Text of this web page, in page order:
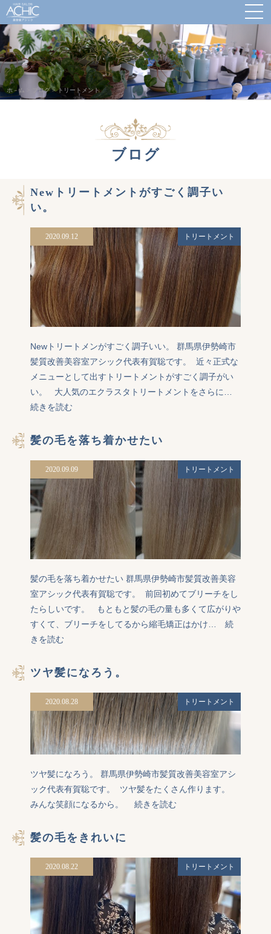
ホ－ム ブログ>トリートメント
ブログ
Newトリートメントがすごく調子い
い。
2020.09.12 トリートメント
Newトリートメンがすごく調子いい。 群馬県伊勢崎市
髪質改善美容室アシック代表有賀聡です。  近々正式な
メニューとして出すトリートメントがすごく調子がい
い。   大人気のエクラスタトリートメントをさらに…
続きを読む
髪の毛を落ち着かせたい
2020.09.09 トリートメント
髪の毛を落ち着かせたい 群馬県伊勢崎市髪質改善美容
室アシック代表有賀聡です。  前回初めてブリーチをし
たらしいです。   もともと髪の毛の量も多くて広がりや
すくて、ブリーチをしてるから縮毛矯正はかけ… 続
きを読む
ツヤ髪になろう。
2020.08.28 トリートメント
ツヤ髪になろう。 群馬県伊勢崎市髪質改善美容室アシ
ック代表有賀聡です。  ツヤ髪をたくさん作ります。  
みんな笑顔になるから。  続きを読む
髪の毛をきれいに
2020.08.22 トリートメント